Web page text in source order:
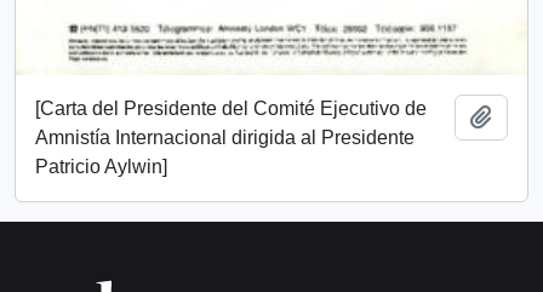
[Carta del Presidente del Comité Ejecutivo de
Amnistía Internacional dirigida al Presidente
Patricio Aylwin]